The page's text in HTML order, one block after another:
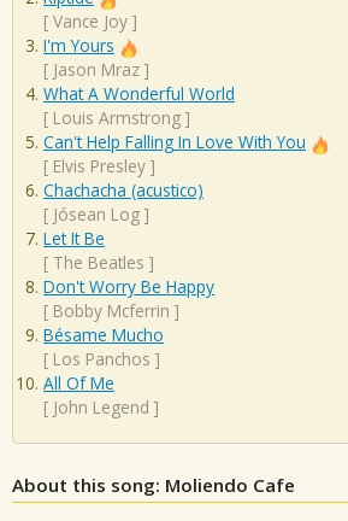
[ Vance Joy ]
I'm Yours
[ Jason Mraz ]
What A Wonderful World
[ Louis Armstrong ]
Can't Help Falling In Love With You
[ Elvis Presley ]
Chachacha (acustico)
[ Jósean Log ]
Let It Be
[ The Beatles ]
Don't Worry Be Happy
[ Bobby Mcferrin ]
Bésame Mucho
[ Los Panchos ]
All Of Me
[ John Legend ]
About this song: Moliendo Cafe